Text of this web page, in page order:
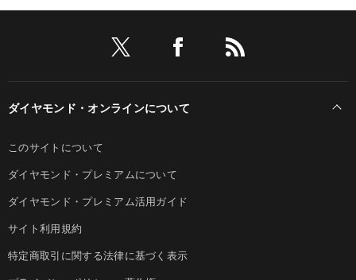
ダイヤモンド・オンラインについて
このサイトについて
ダイヤモンド・プレミアムについて
ダイヤモンド・プレミアム活用ガイド
サイト利用規約
特定商取引に関する法律に基づく表示